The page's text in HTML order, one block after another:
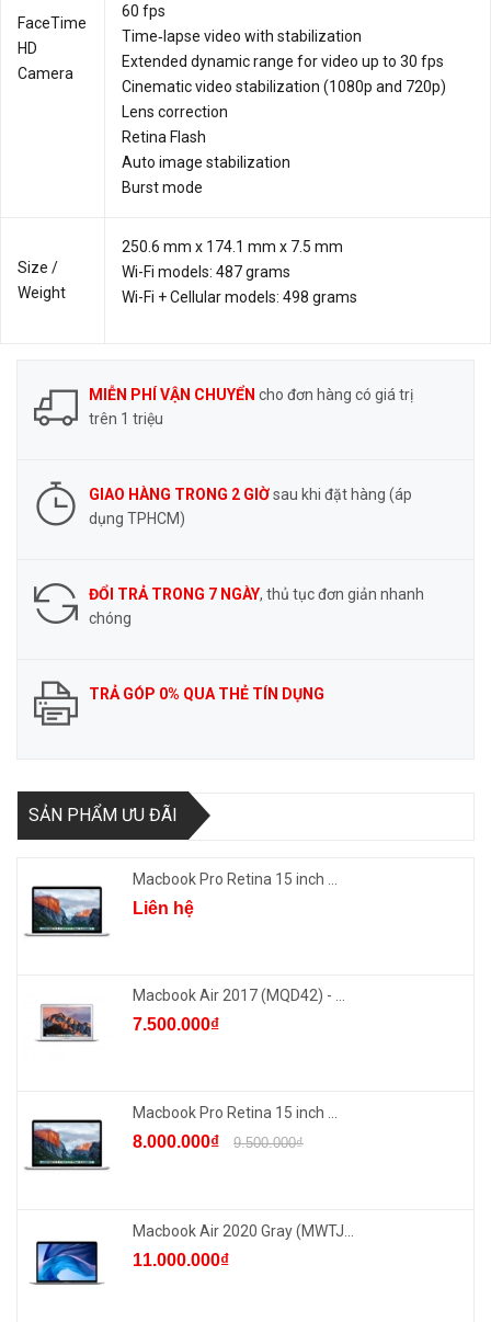
FaceTime
HD
Camera
60 fps
Time‑lapse video with stabilization
Extended dynamic range for video up to 30 fps
Cinematic video stabilization (1080p and 720p)
Lens correction
Retina Flash
Auto image stabilization
Burst mode
Size /
Weight
250.6 mm x 174.1 mm x 7.5 mm
Wi-Fi models: 487 grams
Wi-Fi + Cellular models: 498 grams
MIỄN PHÍ VẬN CHUYỂN cho đơn hàng có giá trị
trên 1 triệu
GIAO HÀNG TRONG 2 GIỜsau khi đặt hàng (áp
dụng TPHCM)
ĐỔI TRẢ TRONG 7 NGÀY, thủ tục đơn giản nhanh
chóng
TRẢ GÓP 0% QUA THẺ TÍN DỤNG
SẢN PHẨM ƯU ĐÃI
Macbook Pro Retina 15 inch ...
Liên hệ
Macbook Air 2017 (MQD42) - ...
7.500.000₫
Macbook Pro Retina 15 inch ...
8.000.000₫ 9.500.000₫
Macbook Air 2020 Gray (MWTJ...
11.000.000₫